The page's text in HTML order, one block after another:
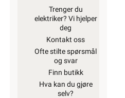
Trenger du
elektriker? Vi hjelper
deg
Kontakt oss
Ofte stilte spørsmål
og svar
Finn butikk
Hva kan du gjøre
selv?